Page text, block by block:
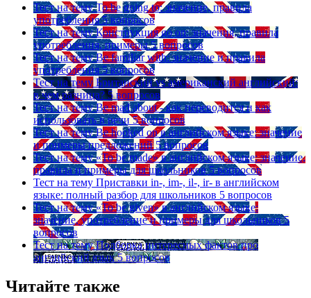
Тест на тему To be going to: значение, правила
употребления 5 вопросов
Тест на тему Конструкция go on: значения, правила
употребления, примеры 5 вопросов
Тест на тему Be familiar with: значение и правила
употребления 5 вопросов
Тест на тему Британский vs американский английский:
в чем разница? 5 вопросов
Тест на тему Be mad about - как переводится и как
использовать в речи 5 вопросов
Тест на тему Be hooked on в английском языке: значение
и примеры предложений 5 вопросов
Тест на тему «To be made» в английском языке: значение,
правила и примеры для школьников 5 вопросов
Тест на тему Приставки in-, im-, il-, ir- в английском
языке: полный разбор для школьников 5 вопросов
Тест на тему «To be given» в английском языке:
значение, употребление и примеры для школьников 5
вопросов
Тест на тему Подборка интересных фактов про
английский язык 5 вопросов
Читайте также